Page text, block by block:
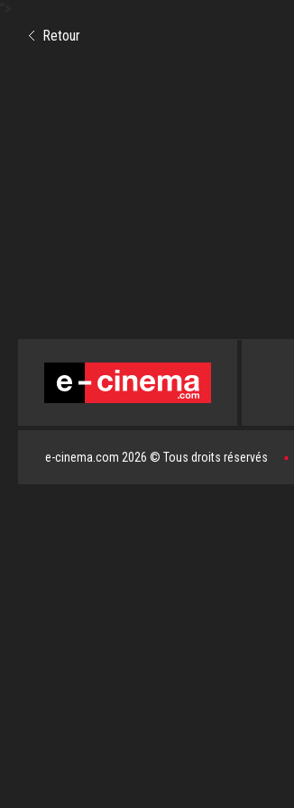
e-cinema.com 2026 © Tous droits réservés ▪
Retour